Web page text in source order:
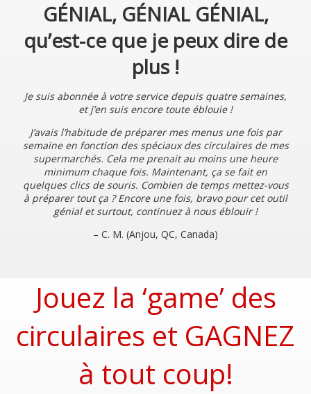
GÉNIAL, GÉNIAL GÉNIAL,
qu’est-ce que je peux dire de
plus !
Je suis abonnée à votre service depuis quatre semaines,
et j’en suis encore toute éblouie !
J’avais l’habitude de préparer mes menus une fois par
semaine en fonction des spéciaux des circulaires de mes
supermarchés. Cela me prenait au moins une heure
minimum chaque fois. Maintenant, ça se fait en
quelques clics de souris. Combien de temps mettez-vous
à préparer tout ça ? Encore une fois, bravo pour cet outil
génial et surtout, continuez à nous éblouir !
– C. M. (Anjou, QC, Canada)
Jouez la ‘game’ des
circulaires et GAGNEZ
à tout coup!